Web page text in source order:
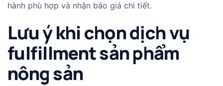
hành phù hợp và nhận báo giá chi tiết.
Lưu ý khi chọn dịch vụ
fulfillment sản phẩm
nông sản